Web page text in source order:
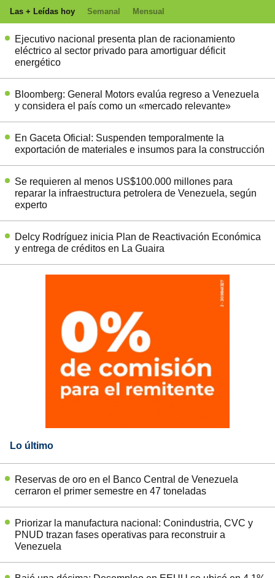
Las + Leídas hoy Semanal Mensual
Ejecutivo nacional presenta plan de racionamiento
eléctrico al sector privado para amortiguar déficit
energético
Bloomberg: General Motors evalúa regreso a Venezuela
y considera el país como un «mercado relevante»
En Gaceta Oficial: Suspenden temporalmente la
exportación de materiales e insumos para la construcción
Se requieren al menos US$100.000 millones para
reparar la infraestructura petrolera de Venezuela, según
experto
Delcy Rodríguez inicia Plan de Reactivación Económica
y entrega de créditos en La Guaira
Lo último
Reservas de oro en el Banco Central de Venezuela
cerraron el primer semestre en 47 toneladas
Priorizar la manufactura nacional: Conindustria, CVC y
PNUD trazan fases operativas para reconstruir a
Venezuela